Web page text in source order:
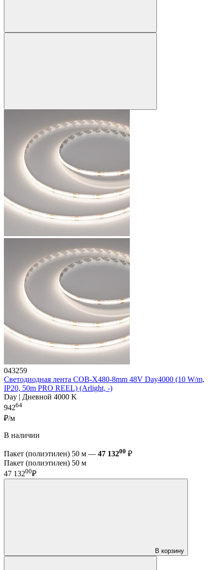
043259
Светодиодная лента COB-X480-8mm 48V Day4000 (10 W/m,
IP20, 50m PRO REEL) (Arlight, -)
Day | Дневной 4000 K
94264
₽/м
В наличии
Пакет (полиэтилен) 50 м — 47 13200 ₽
Пакет (полиэтилен) 50 м
47 13200₽
В корзину